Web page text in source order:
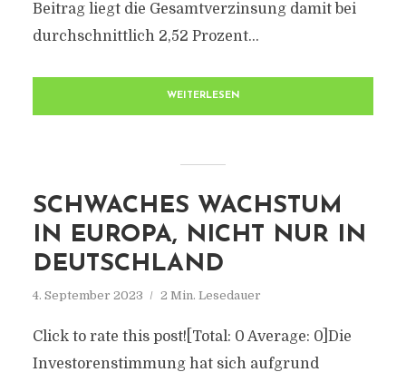
Beitrag liegt die Gesamtverzinsung damit bei
durchschnittlich 2,52 Prozent...
WEITERLESEN
SCHWACHES WACHSTUM
IN EUROPA, NICHT NUR IN
DEUTSCHLAND
4. September 2023 2 Min. Lesedauer
Click to rate this post![Total: 0 Average: 0]Die
Investorenstimmung hat sich aufgrund